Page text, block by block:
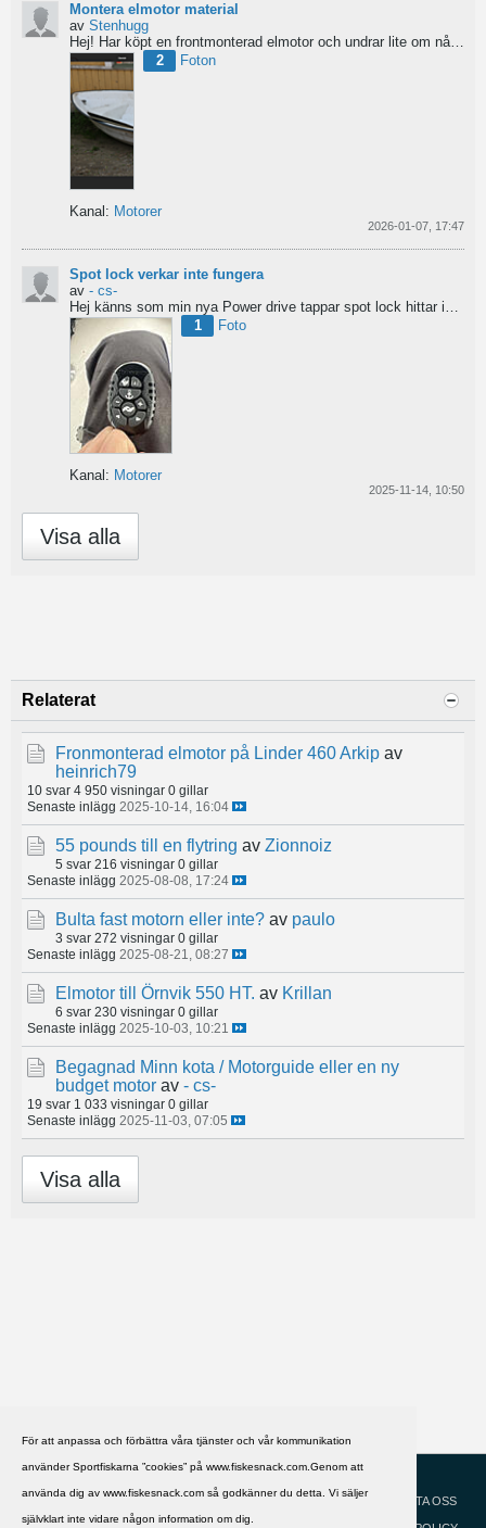
För att anpassa och förbättra våra tjänster och vår kommunikation
använder Sportfiskarna ”cookies” på www.fiskesnack.com.Genom att
använda dig av www.fiskesnack.com så godkänner du detta. Vi säljer
självklart inte vidare någon information om dig.
Montera elmotor material
av Stenhugg
Hej! Har köpt en frontmonterad elmotor och undrar lite om nån har någon tips hur man ska börja bygga...
2
Foton
Kanal: Motorer
2026-01-07, 17:47
Spot lock verkar inte fungera
av - cs-
Hej känns som min nya Power drive tappar spot lock hittar inga manualer eller tips...
1
Foto
Kanal: Motorer
2025-11-14, 10:50
Visa alla
Relaterat
Fronmonterad elmotor på Linder 460 Arkip av
heinrich79
10 svar 4 950 visningar 0 gillar
Senaste inlägg 2025-10-14, 16:04
55 pounds till en flytring av Zionnoiz
5 svar 216 visningar 0 gillar
Senaste inlägg 2025-08-08, 17:24
Bulta fast motorn eller inte? av paulo
3 svar 272 visningar 0 gillar
Senaste inlägg 2025-08-21, 08:27
Elmotor till Örnvik 550 HT. av Krillan
6 svar 230 visningar 0 gillar
Senaste inlägg 2025-10-03, 10:21
Begagnad Minn kota / Motorguide eller en ny
budget motor av - cs-
19 svar 1 033 visningar 0 gillar
Senaste inlägg 2025-11-03, 07:05
Visa alla
HJÄLP
KONTAKTA OSS